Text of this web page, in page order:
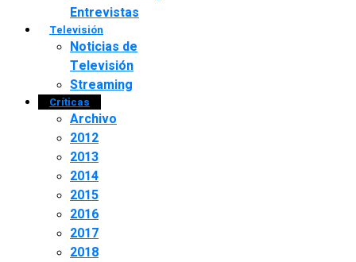
Entrevistas
Televisión
Noticias de
Televisión
Streaming
Críticas
Archivo
2012
2013
2014
2015
2016
2017
2018